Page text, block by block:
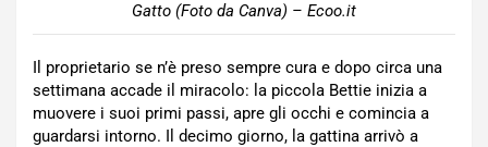
Gatto (Foto da Canva) – Ecoo.it
Il proprietario se n’è preso sempre cura e dopo circa una
settimana accade il miracolo: la piccola Bettie inizia a
muovere i suoi primi passi, apre gli occhi e comincia a
guardarsi intorno. Il decimo giorno, la gattina arrivò a